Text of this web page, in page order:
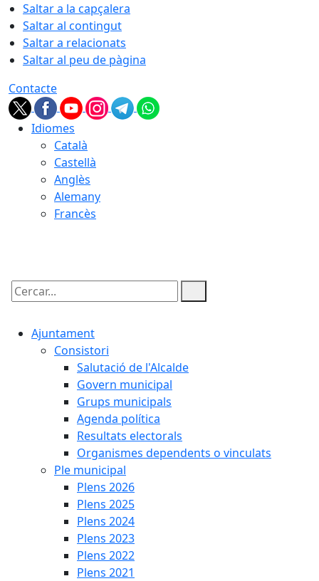
Saltar a la capçalera
Saltar al contingut
Saltar a relacionats
Saltar al peu de pàgina
Contacte
Idiomes
Català
Castellà
Anglès
Alemany
Francès
Cercar:
Ajuntament
Consistori
Salutació de l'Alcalde
Govern municipal
Grups municipals
Agenda política
Resultats electorals
Organismes dependents o vinculats
Ple municipal
Plens 2026
Plens 2025
Plens 2024
Plens 2023
Plens 2022
Plens 2021